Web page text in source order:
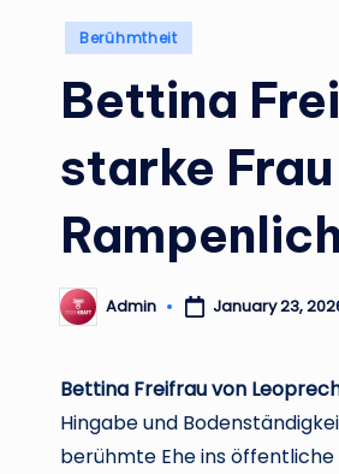
Posted
Berühmtheit
Bettina
starke
Posted
by
Admin January 23,
Bettina Freifrau von
Hingabe und
berühmte Ehe ins